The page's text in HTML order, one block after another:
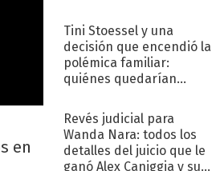
en
Tini Stoessel y una
decisión que encendió la
polémica familiar:
quiénes quedarían
Revés judicial para
Wanda Nara: todos los
detalles del juicio que le
ganó Alex Caniggia y sus